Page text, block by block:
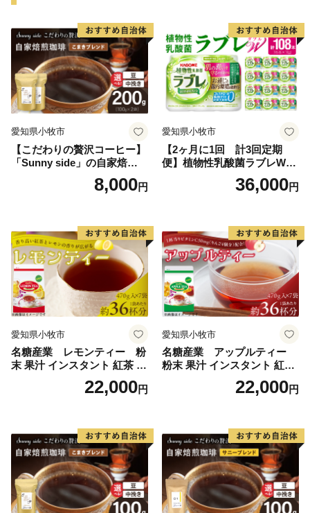
愛知県小牧市
【こだわりの贅沢コーヒー】
「Sunny side」の自家焙煎珈
琲こまきブレンド（200g）
8,000円
愛知県小牧市
【2ヶ月に1回 計3回定期
便】植物性乳酸菌ラブレW
プレーン36本（計108本）
36,000円
愛知県小牧市
名糖産業 レモンティー 粉
末 果汁 インスタント 紅茶 ビ
タミンC 袋 ロングセラー 粉
末飲料 粉末茶 簡単 手軽 ホッ
22,000円
愛知県小牧市
名糖産業 アップルティー
粉末 果汁 インスタント 紅茶
ティー ビタミンC 袋 ロング
セラー 粉末飲料 粉末茶 簡単
22,000円